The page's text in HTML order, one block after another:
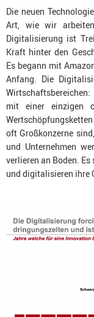
Die neuen
Art, wie wir
Digitalisierung ist
Kraft hinter den
Es begann mit
Anfang. Die
mit einer einzigen
oft Großkonzerne
und Unternehmen
verlieren an Boden.
und digitalisieren ihre